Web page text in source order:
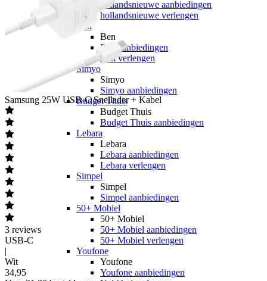
hollandsnieuwe aanbiedingen
hollandsnieuwe verlengen
Ben
Ben
Ben aanbiedingen
Ben verlengen
Simyo
Simyo
Simyo aanbiedingen
Budget Thuis
Budget Thuis
Budget Thuis aanbiedingen
Lebara
Lebara
Lebara aanbiedingen
Lebara verlengen
Simpel
Simpel
Simpel aanbiedingen
50+ Mobiel
50+ Mobiel
50+ Mobiel aanbiedingen
50+ Mobiel verlengen
Youfone
Youfone
Youfone aanbiedingen
Samsung 25W USB-C Snellader + Kabel
3 reviews
USB-C
|
Wit
34,95